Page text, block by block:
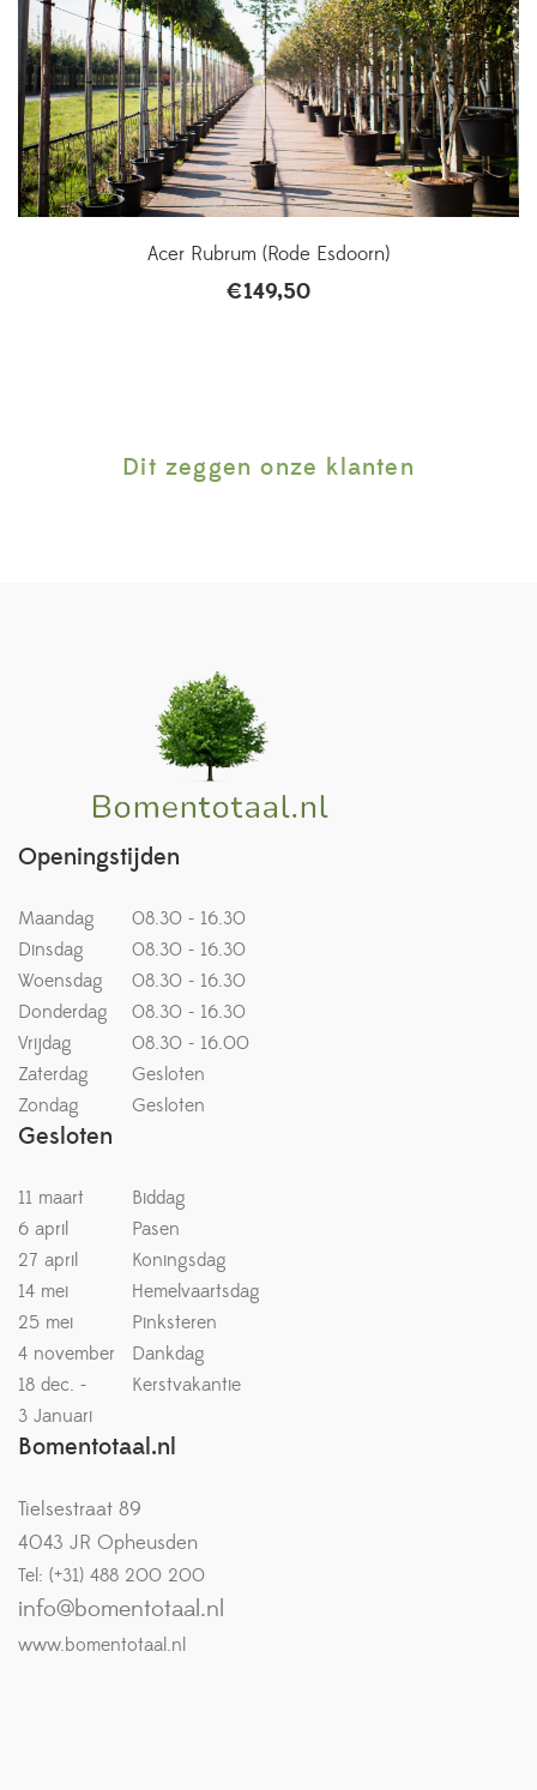
Acer Rubrum (Rode Esdoorn)
€149,50
Dit zeggen onze klanten
Openingstijden
Maandag
08.30 - 16.30
Dinsdag
08.30 - 16.30
Woensdag
08.30 - 16.30
Donderdag
08.30 - 16.30
Vrijdag
08.30 - 16.00
Zaterdag
Gesloten
Zondag
Gesloten
Gesloten
11 maart
Biddag
6 april
Pasen
27 april
Koningsdag
14 mei
Hemelvaartsdag
25 mei
Pinksteren
4 november
Dankdag
18 dec. -
Kerstvakantie
3 Januari
Bomentotaal.nl
Tielsestraat 89
4043 JR Opheusden
Tel: (+31) 488 200 200
info@bomentotaal.nl
www.bomentotaal.nl